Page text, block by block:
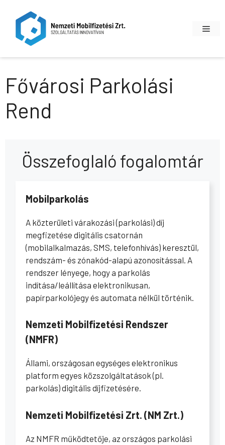
tartalomba
Fővárosi Parkolási
Rend
Összefoglaló fogalomtár
Mobilparkolás
A közterületi várakozási (parkolási) díj
megfizetése digitális csatornán
(mobilalkalmazás, SMS, telefonhívás) keresztül,
rendszám- és zónakód-alapú azonosítással. A
rendszer lényege, hogy a parkolás
indítása/leállítása elektronikusan,
papírparkolójegy és automata nélkül történik.
Nemzeti Mobilfizetési Rendszer
(NMFR)
Állami, országosan egységes elektronikus
platform egyes közszolgáltatások (pl.
parkolás) digitális díjfizetésére.
Nemzeti Mobilfizetési Zrt. (NM Zrt.)
Az NMFR működtetője, az országos parkolási